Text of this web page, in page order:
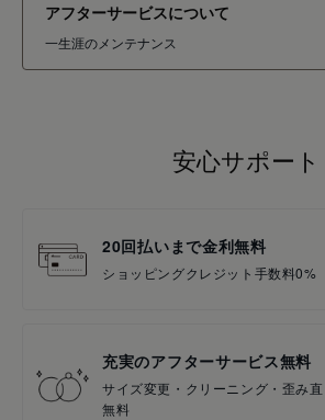
アフターサービスについて
一生涯のメンテナンス
安心サポート
20回払いまで金利無料
ショッピングクレジット手数料0%
充実のアフターサービス無料
サイズ変更・クリーニング・歪み
無料